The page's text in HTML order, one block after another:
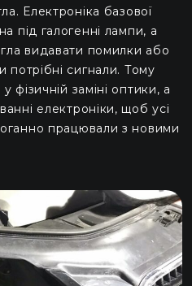
Електроніка базової
під галогенні лампи, а
видавати помилки або
потрібні сигнали. Тому
заміні оптики, а
електроніки, щоб усі
працювали з новими